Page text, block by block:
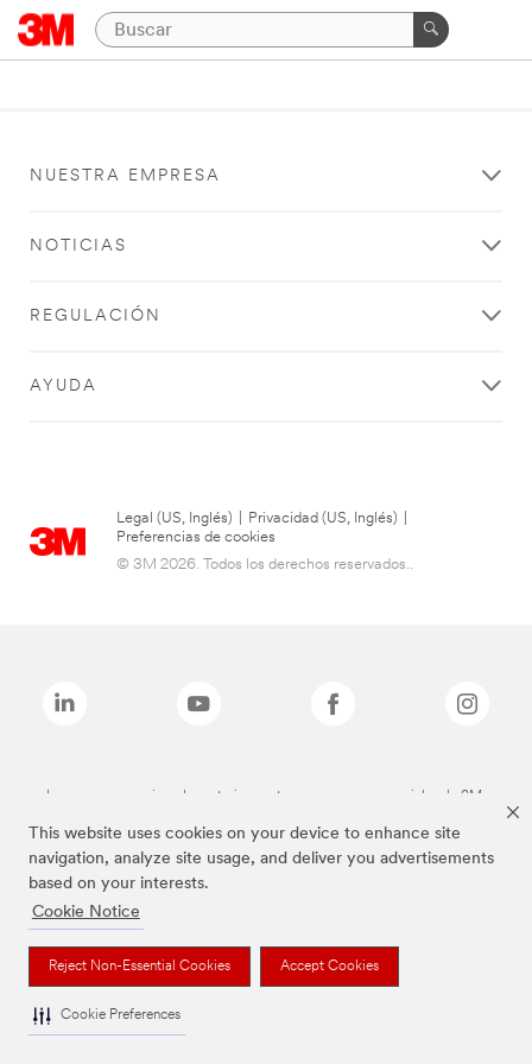
This website uses cookies on your device to enhance site
navigation, analyze site usage, and deliver you advertisements
based on your interests.
Cookie Notice
Reject Non-Essential Cookies Accept Cookies
Cookie Preferences
NUESTRA EMPRESA
NOTICIAS
REGULACIÓN
AYUDA
Legal (US, Inglés) Privacidad (US, Inglés)
Preferencias de cookies
© 3M 2026. Todos los derechos reservados..
Las marcas mencionadas anteriormente son marcas comerciales de 3M.